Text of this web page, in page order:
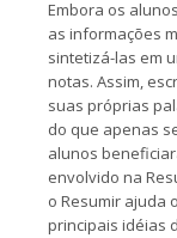
Embora os
as informações
sintetizá-las em
notas. Assim,
suas próprias
do que apenas
alunos
envolvido na
o Resumir ajuda
principais idéias